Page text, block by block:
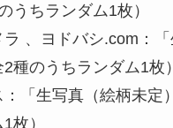
うちランダム1枚）
、ヨドバシ.com：
種のうちランダム1枚）
「生写真（絵柄未定
枚）